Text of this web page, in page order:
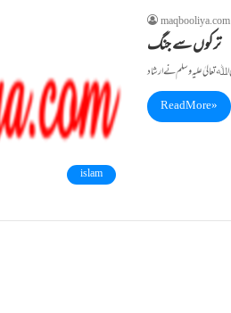
islam
maqbooliya.com
ترکوں سے جنگ
Read More »